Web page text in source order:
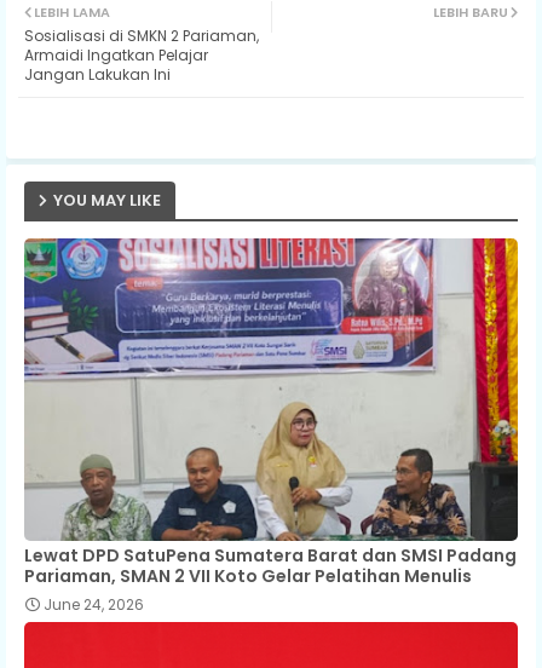
ter
LEBIH BARU
LEBIH LAMA
Sosialisasi di SMKN 2 Pariaman,
Armaidi Ingatkan Pelajar
Jangan Lakukan Ini
YOU MAY LIKE
Lewat DPD SatuPena Sumatera Barat dan SMSI Padang
Pariaman, SMAN 2 VII Koto Gelar Pelatihan Menulis
June 24, 2026